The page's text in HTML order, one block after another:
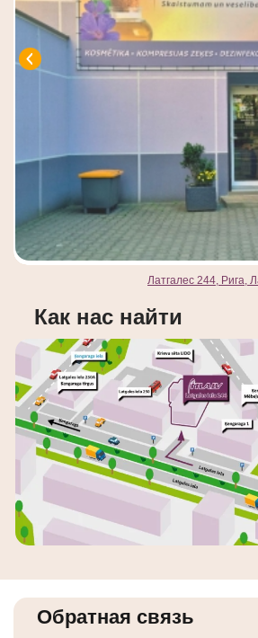
Латгалес 244, Рига,
Как нас найти
Обратная связь